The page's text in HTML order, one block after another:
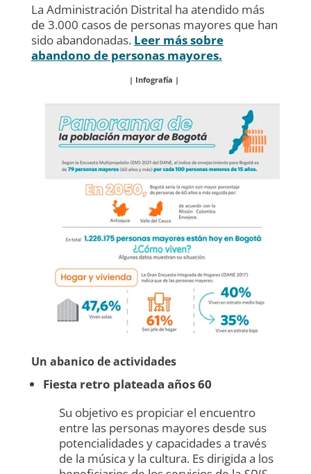
La Administración Distrital ha atendido más
de 3.000 casos de personas mayores que han
sido abandonadas. Leer más sobre
abandono de personas mayores.
| Infografía |
Un abanico de actividades
Fiesta retro plateada años 60
Su objetivo es propiciar el encuentro
entre las personas mayores desde sus
potencialidades y capacidades a través
de la música y la cultura. Es dirigida a los